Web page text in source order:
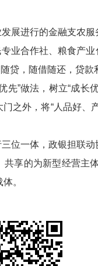
展进行的金融支农
业合作社、粮食产
贷，随借随还，贷款
”做法，树立“成
之外，将“人品好
位一体，政银担联
享的为新型经营主
。